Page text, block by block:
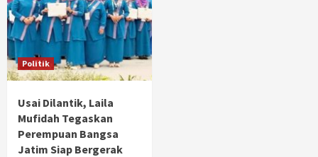
Politik
Usai Dilantik, Laila
Mufidah Tegaskan
Perempuan Bangsa
Jatim Siap Bergerak